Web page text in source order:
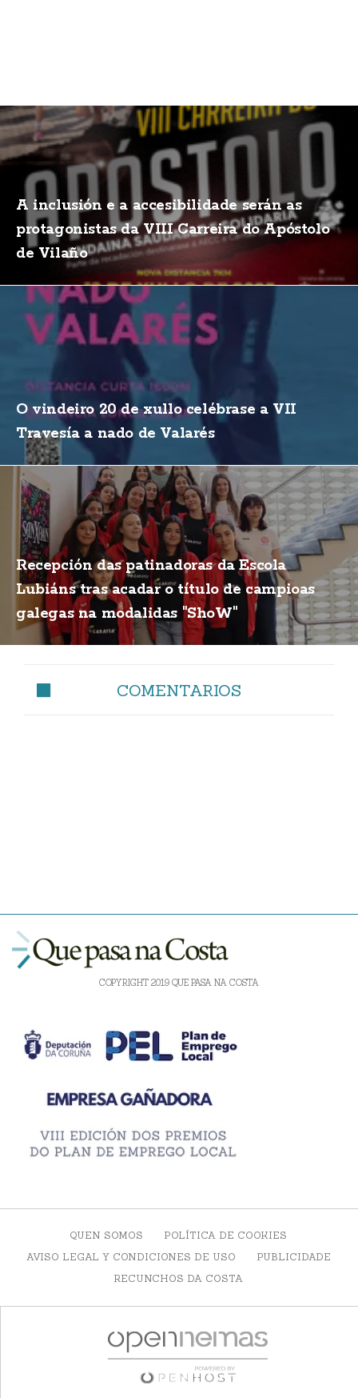
A inclusión e a accesibilidade serán as
protagonistas da VIII Carreira do Apóstolo
de Vilaño
O vindeiro 20 de xullo celébrase a VII
Travesía a nado de Valarés
Recepción das patinadoras da Escola
Lubiáns tras acadar o título de campioas
galegas na modalidas "ShoW"
COMENTARIOS
COPYRIGHT 2019 QUE PASA NA COSTA
QUEN SOMOS
POLÍTICA DE COOKIES
AVISO LEGAL Y CONDICIONES DE USO
PUBLICIDADE
RECUNCHOS DA COSTA